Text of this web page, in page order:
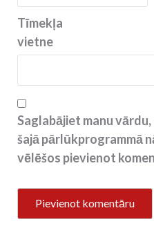
Tīmekļa
vietne
Saglabājiet manu
šajā pārlūkprogrammā
vēlēšos pievienot